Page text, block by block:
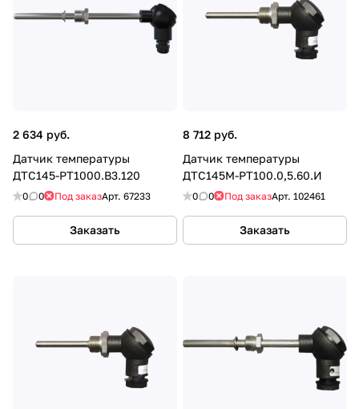
2 634 руб.
Датчик температуры
ДТС145-РТ1000.В3.120
0 0 Под заказАрт. 67233
Заказать
8 712 руб.
Датчик температуры
ДТС145М-РТ100.0,5.60.И
0 0 Под заказАрт. 102461
Заказать